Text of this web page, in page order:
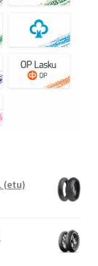
(etu)